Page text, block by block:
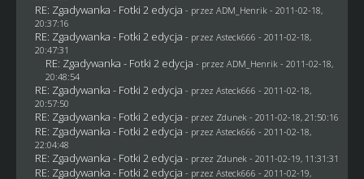
RE: Zgadywanka - Fotki 2 edycja - przez ADM_Henrik - 2011-02-18,
20:37:16
RE: Zgadywanka - Fotki 2 edycja - przez Asteck666 - 2011-02-18,
20:47:31
RE: Zgadywanka - Fotki 2 edycja - przez ADM_Henrik - 2011-02-18,
20:48:54
RE: Zgadywanka - Fotki 2 edycja - przez Asteck666 - 2011-02-18,
20:57:50
RE: Zgadywanka - Fotki 2 edycja - przez Zdunek - 2011-02-18, 21:50:16
RE: Zgadywanka - Fotki 2 edycja - przez Asteck666 - 2011-02-18,
22:04:48
RE: Zgadywanka - Fotki 2 edycja - przez Zdunek - 2011-02-19, 11:31:31
RE: Zgadywanka - Fotki 2 edycja - przez Asteck666 - 2011-02-19,